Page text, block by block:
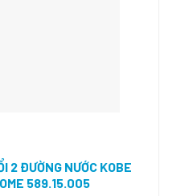
2 ĐƯỜNG NƯỚC KOBE
589.15.005